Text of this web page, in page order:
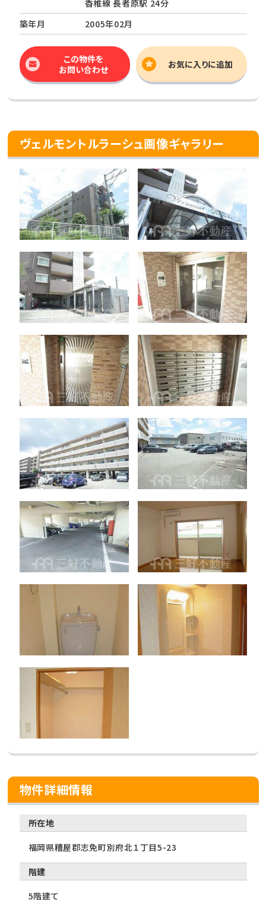
香椎線 長者原駅 24分
築年月
2005年02月
この物件を
お問い合わせ
お気に入りに追加
ヴェルモントルラーシュ画像ギャラリー
物件詳細情報
所在地
福岡県糟屋郡志免町別府北１丁目5-23
階建
5階建て